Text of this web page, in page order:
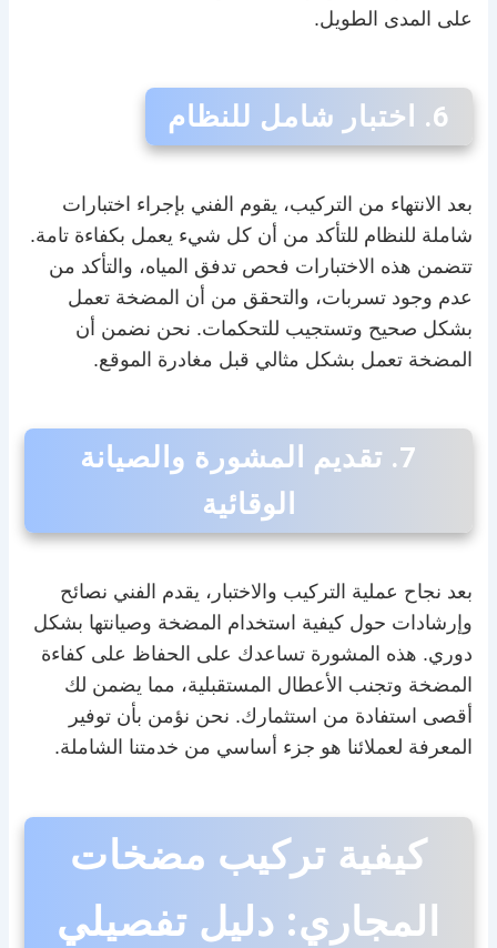
على المدى الطويل.
6. اختبار شامل للنظام
بعد الانتهاء من التركيب، يقوم الفني بإجراء اختبارات
شاملة للنظام للتأكد من أن كل شيء يعمل بكفاءة تامة.
تتضمن هذه الاختبارات فحص تدفق المياه، والتأكد من
عدم وجود تسربات، والتحقق من أن المضخة تعمل
بشكل صحيح وتستجيب للتحكمات. نحن نضمن أن
المضخة تعمل بشكل مثالي قبل مغادرة الموقع.
7. تقديم المشورة والصيانة
الوقائية
بعد نجاح عملية التركيب والاختبار، يقدم الفني نصائح
وإرشادات حول كيفية استخدام المضخة وصيانتها بشكل
دوري. هذه المشورة تساعدك على الحفاظ على كفاءة
المضخة وتجنب الأعطال المستقبلية، مما يضمن لك
أقصى استفادة من استثمارك. نحن نؤمن بأن توفير
المعرفة لعملائنا هو جزء أساسي من خدمتنا الشاملة.
كيفية تركيب مضخات
المجاري: دليل تفصيلي